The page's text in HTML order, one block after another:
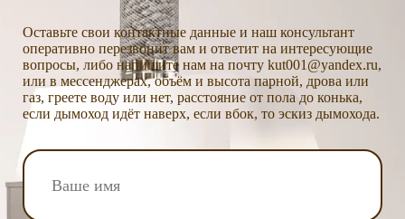
Оставьте свои контактные данные и наш консультант
оперативно перезвонит вам и ответит на интересующие
вопросы, либо напишите нам на почту kut001@yandex.ru,
или в мессенджерах, объём и высота парной, дрова или
газ, греете воду или нет, расстояние от пола до конька,
если дымоход идёт наверх, если вбок, то эскиз дымохода.